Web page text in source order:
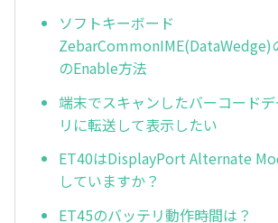
ソフトキーボード
のEnable方法
端末でスキャンしたバーコード
リに転送して表示したい
ET40はDisplayPort Alternate
していますか？
ET45のバッテリ動作時間は？